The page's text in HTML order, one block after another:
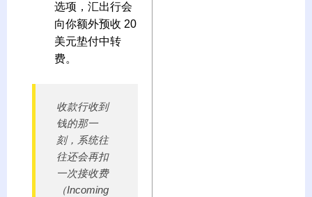
选项，汇出行会
向你额外预收 20
美元垫付中转
费。
收款行收到
钱的那一
刻，系统往
往还会再扣
一次接收费
（Incoming